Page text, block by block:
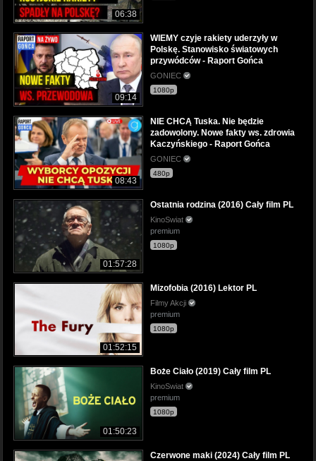
06:38
09:14
WIEMY czyje rakiety uderzyły w
Polskę. Stanowisko światowych
przywódców - Raport Gońca
GONIEC
1080p
08:43
NIE CHCĄ Tuska. Nie będzie
zadowolony. Nowe fakty ws. zdrowia
Kaczyńskiego - Raport Gońca
GONIEC
480p
01:57:28
Ostatnia rodzina (2016) Cały film PL
KinoSwiat
premium
1080p
01:52:15
Mizofobia (2016) Lektor PL
Filmy Akcji
premium
1080p
01:50:23
Boże Ciało (2019) Cały film PL
KinoSwiat
premium
1080p
Czerwone maki (2024) Cały film PL